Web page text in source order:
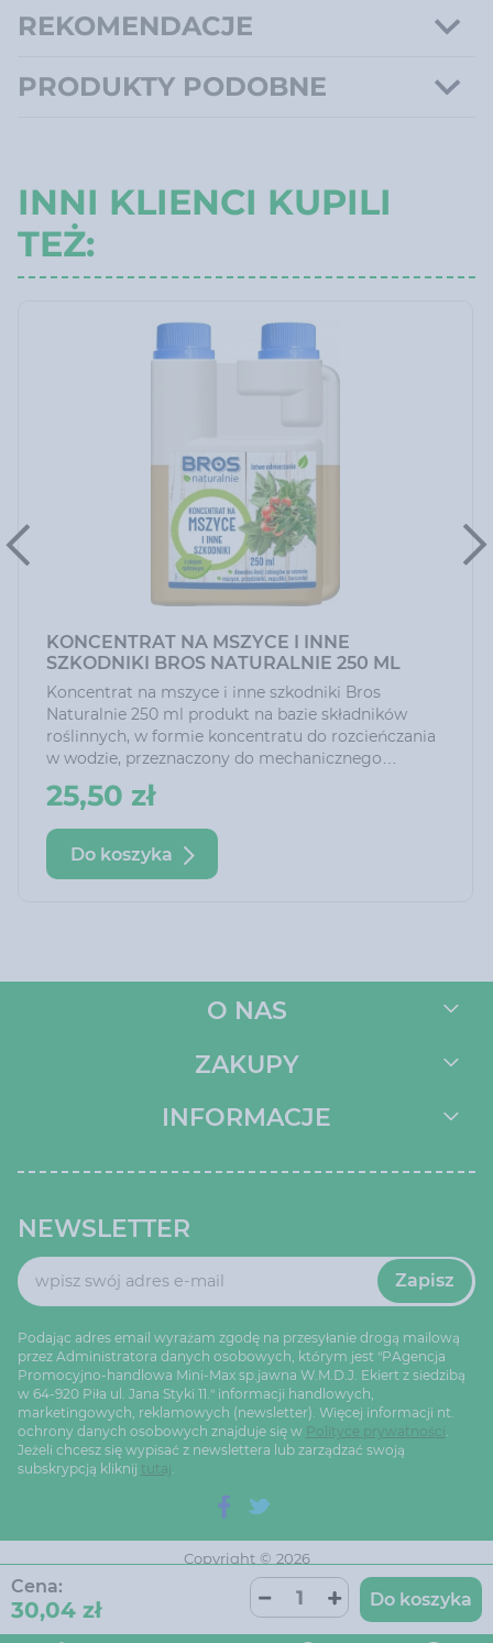
Cena:
30,04 zł Do koszyka
REKOMENDACJE
PRODUKTY PODOBNE
INNI KLIENCI KUPILI
TEŻ:
KONCENTRAT NA MSZYCE I INNE
SZKODNIKI BROS NATURALNIE 250 ML
Koncentrat na mszyce i inne szkodniki Bros
Naturalnie 250 ml produkt na bazie składników
roślinnych, w formie koncentratu do rozcieńczania
w wodzie, przeznaczony do mechanicznego
eliminowania szkodliwych owadów i roztoczy.
25,50 zł
Do koszyka
O NAS
ZAKUPY
INFORMACJE
NEWSLETTER
Zapisz
Podając adres email wyrażam zgodę na przesyłanie drogą mailową
przez Administratora danych osobowych, którym jest "PAgencja
Promocyjno-handlowa Mini-Max sp.jawna W.M.D.J. Ekiert z siedzibą
w 64-920 Piła ul. Jana Styki 11." informacji handlowych,
marketingowych, reklamowych (newsletter). Więcej informacji nt.
ochrony danych osobowych znajduje się w Polityce prywatności
Jeżeli chcesz się wypisać z newslettera lub zarządzać swoją
subskrypcją kliknij tutaj
Copyright © 2026
Oprogramowanie sklepu:
AptusShop
Projekt i strony:Aptus.pl